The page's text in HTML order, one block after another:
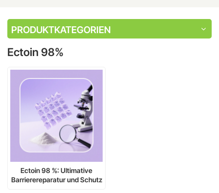
PRODUKTKATEGORIEN
Ectoin 98%
Ectoin 98 %: Ultimative
Barrierereparatur und Schutz